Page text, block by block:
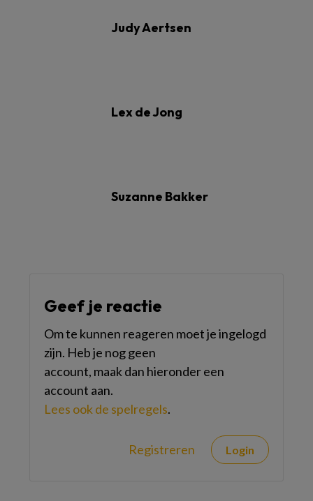
Judy Aertsen
Lex de Jong
Suzanne Bakker
Geef je reactie
Om te kunnen reageren moet je ingelogd
zijn. Heb je nog geen
account, maak dan hieronder een
account aan.
Lees ook de spelregels.
Registreren Login